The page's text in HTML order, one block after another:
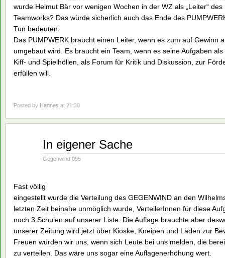
wurde Helmut Bär vor wenigen Wochen in der WZ als „Leiter“
Teamworks? Das würde sicherlich auch das Ende des
Tun bedeuten.
Das PUMPWERK braucht einen Leiter, wenn es zum auf Gewinn
umgebaut wird. Es braucht ein Team, wenn es seine Aufgaben
Kiff- und Spielhöllen, als Forum für Kritik und Diskussion, zur
erfüllen will.
Posted by Hannes at 21:30
In eigener Sache
Gegenwind 095
Fast völlig
eingestellt wurde die Verteilung des GEGENWIND an den
letzten Zeit beinahe unmöglich wurde, VerteilerInnen für diese
noch 3 Schulen auf unserer Liste. Die Auflage brauchte aber
unserer Zeitung wird jetzt über Kioske, Kneipen und Läden zur
Freuen würden wir uns, wenn sich Leute bei uns melden, die
zu verteilen. Das wäre uns sogar eine Auflagenerhöhung wert.